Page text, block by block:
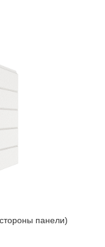
панели)